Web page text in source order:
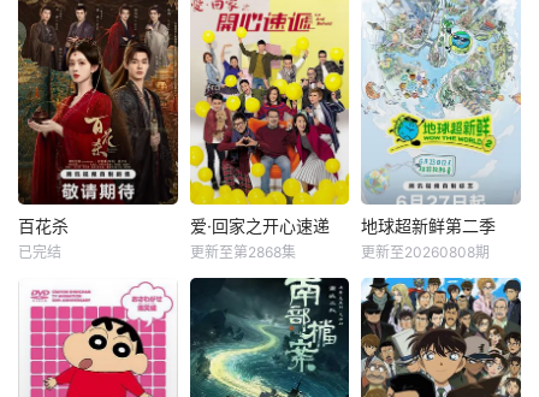
百花杀
已完结
爱·回家之开心速递
更新至第2868集
地球超新鲜第二季
更新至20260808期